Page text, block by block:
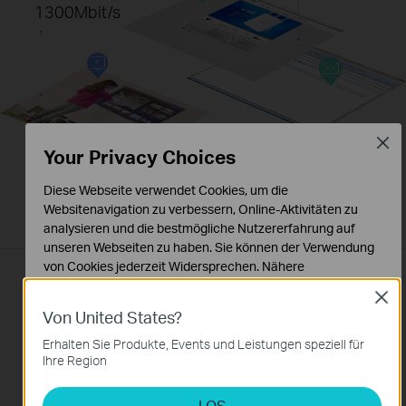
1300Mbit/s
Beamforming für
zielgerichtetes WLAN-Signal
Der Archer T9E unterstützt Beamforming, womit
er die exakte Position der verbundenen
Von United States?
Erhalten Sie Produkte, Events und Leistungen speziell für
Ihre Region
Close
Your Privacy Choices
Diese Webseite verwendet Cookies, um die
Websitenavigation zu verbessern, Online-Aktivitäten zu
analysieren und die bestmögliche Nutzererfahrung auf
unseren Webseiten zu haben. Sie können der Verwendung
von Cookies jederzeit Widersprechen. Nähere
Informationen finden Sie in unseren
Diese Cookies sind zur Funktion der Website erforderlich
Close